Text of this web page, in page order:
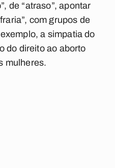
de “atraso”, apontar
com grupos de
a simpatia do
do direito ao aborto
mulheres.